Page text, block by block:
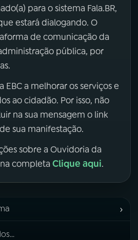
para o sistema Fala.BR,
estará dialogando. O
de comunicação da
pública, por
EBC a melhorar os serviços e
ao cidadão. Por isso, não
na sua mensagem o link
sua manifestação.
sobre a Ouvidoria da
completa Clique aqui.
›